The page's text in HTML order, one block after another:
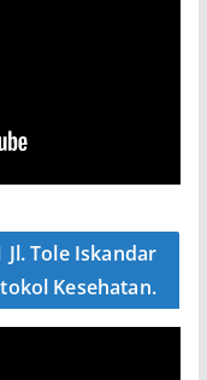
Jl. Tole Iskandar
Kesehatan.